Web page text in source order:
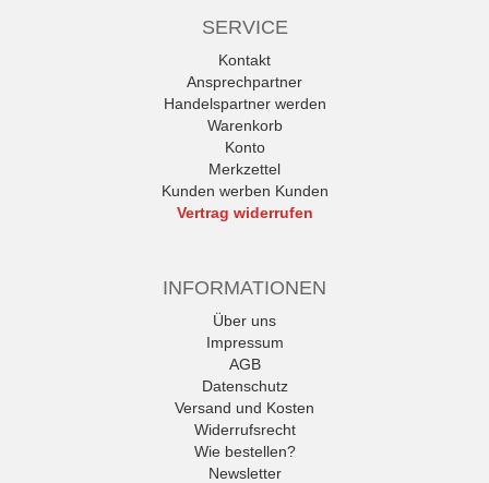
SERVICE
Kontakt
Ansprechpartner
Handelspartner werden
Warenkorb
Konto
Merkzettel
Kunden werben Kunden
Vertrag widerrufen
INFORMATIONEN
Über uns
Impressum
AGB
Datenschutz
Versand und Kosten
Widerrufsrecht
Wie bestellen?
Newsletter